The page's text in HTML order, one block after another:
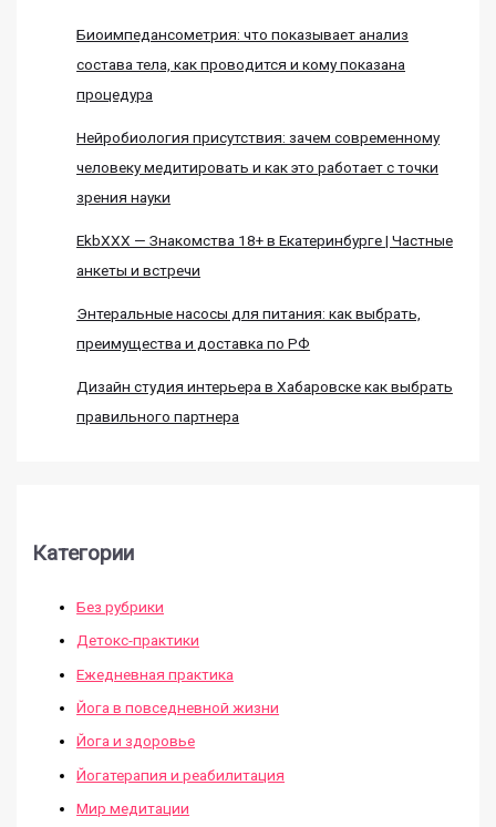
Биоимпедансометрия: что показывает анализ
состава тела, как проводится и кому показана
процедура
Нейробиология присутствия: зачем современному
человеку медитировать и как это работает с точки
зрения науки
EkbXXX — Знакомства 18+ в Екатеринбурге | Частные
анкеты и встречи
Энтеральные насосы для питания: как выбрать,
преимущества и доставка по РФ
Дизайн студия интерьера в Хабаровске как выбрать
правильного партнера
Категории
Без рубрики
Детокс-практики
Ежедневная практика
Йога в повседневной жизни
Йога и здоровье
Йогатерапия и реабилитация
Мир медитации